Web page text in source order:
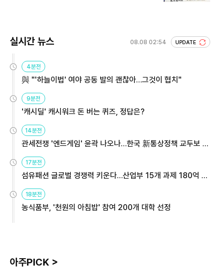
실시간 뉴스 08.08 02:54 UPDATE
4분전
與 "'하늘이법' 여야 공동 발의 괜찮아…그것이 협치"
9분전
'캐시딜' 캐시워크 돈 버는 퀴즈, 정답은?
14분전
관세전쟁 '엔드게임' 윤곽 나오나…한국 新통상정책 교두보 활
용해야
17분전
섬유패션 글로벌 경쟁력 키운다…산업부 15개 과제 180억 지
원
18분전
농식품부, '천원의 아침밥' 참여 200개 대학 선정
아주PICK >